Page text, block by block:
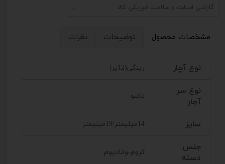
گارانتی اصالت و سلامت فیزیکی کالا
مشخصات محصول توضیحات نظرات
نوع آچار رینگی(12پر)
نوع سر
آچار
تاشو
سایز 14میلیمتر/19میلیمتر
جنس
دسته
کروم-وانادیوم